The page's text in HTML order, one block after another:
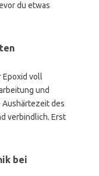
du etwas
Epoxid voll
und
des
verbindlich. Erst
bei